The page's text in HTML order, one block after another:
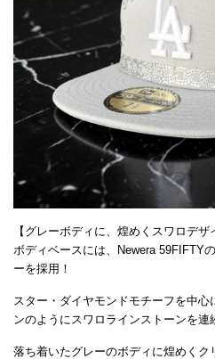
【グレーボディに、煌めくスワロデザ
ボディベースには、Newera 59FIFTY
ーを採用！
スター・ダイヤモンドモチーフを中
ンのようにスワロラインストーンを
落ち着いたグレーのボディに煌めく